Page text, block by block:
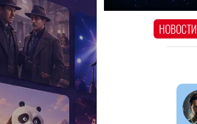
НОВОСТИ